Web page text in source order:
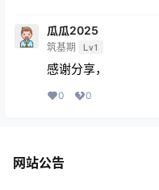
瓜瓜2025
筑基期 Lv1
感谢分享，
0 0
网站公告